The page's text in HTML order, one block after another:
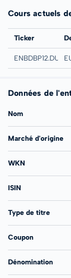
Cours actuels
Bourse
Ticker
Düsseldorf
ENBDBP12.DUSB
Données de
Nom
Marché d'origine
WKN
ISIN
Type de titre
Coupon
Dénomination